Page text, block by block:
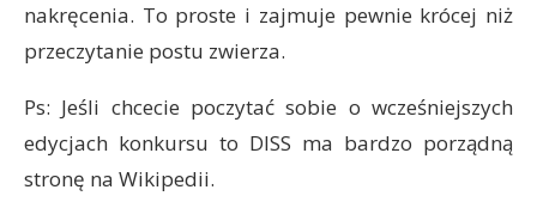
nakręcenia. To proste i zajmuje pewnie krócej niż
przeczytanie postu zwierza.
Ps: Jeśli chcecie poczytać sobie o wcześniejszych
edycjach konkursu to DISS ma bardzo porządną
stronę na Wikipedii.